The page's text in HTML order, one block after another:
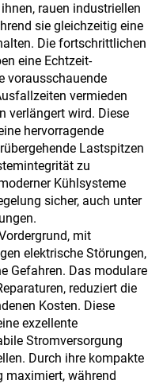
rauen industriellen
sie gleichzeitig eine
Die fortschrittlichen
eine Echtzeit-
vorausschauende
vermieden
verlängert wird. Diese
hervorragende
Lastspitzen
zu
Kühlsysteme
sicher, auch unter
mit
elektrische Störungen,
Gefahren. Das modulare
reduziert die
Kosten. Diese
exzellente
Stromversorgung
Durch ihre kompakte
maximiert, während